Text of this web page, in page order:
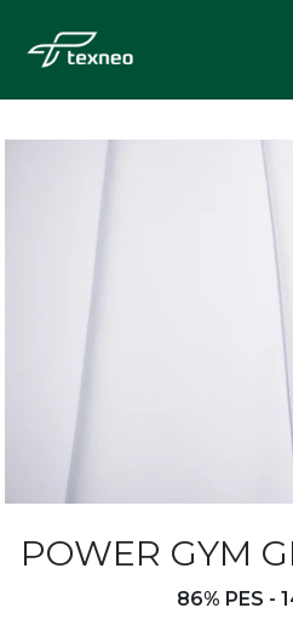
POWER GYM
86% PES -